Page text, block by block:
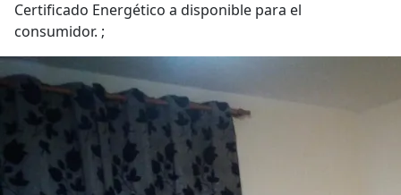
Certificado Energético a disponible para el
consumidor. ;